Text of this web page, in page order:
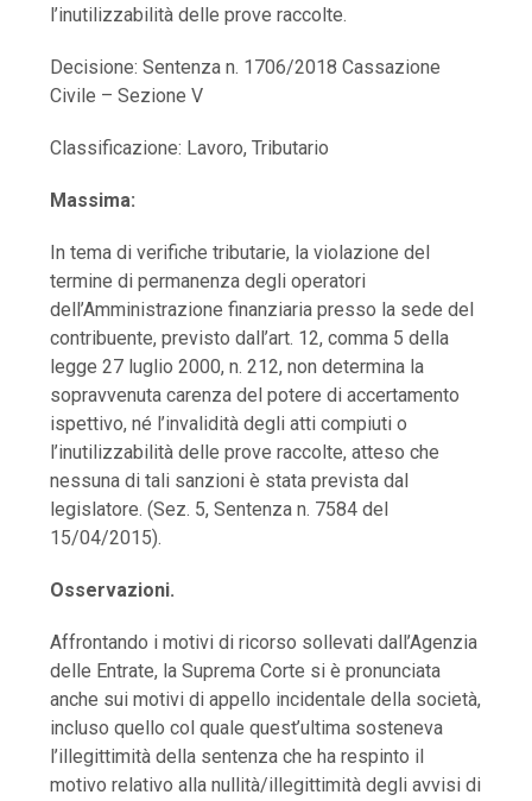
l’inutilizzabilità delle prove raccolte.
Decisione: Sentenza n. 1706/2018 Cassazione
Civile – Sezione V
Classificazione: Lavoro, Tributario
Massima:
In tema di verifiche tributarie, la violazione del
termine di permanenza degli operatori
dell’Amministrazione finanziaria presso la sede del
contribuente, previsto dall’art. 12, comma 5 della
legge 27 luglio 2000, n. 212, non determina la
sopravvenuta carenza del potere di accertamento
ispettivo, né l’invalidità degli atti compiuti o
l’inutilizzabilità delle prove raccolte, atteso che
nessuna di tali sanzioni è stata prevista dal
legislatore. (Sez. 5, Sentenza n. 7584 del
15/04/2015).
Osservazioni.
Affrontando i motivi di ricorso sollevati dall’Agenzia
delle Entrate, la Suprema Corte si è pronunciata
anche sui motivi di appello incidentale della società,
incluso quello col quale quest’ultima sosteneva
l’illegittimità della sentenza che ha respinto il
motivo relativo alla nullità/illegittimità degli avvisi di